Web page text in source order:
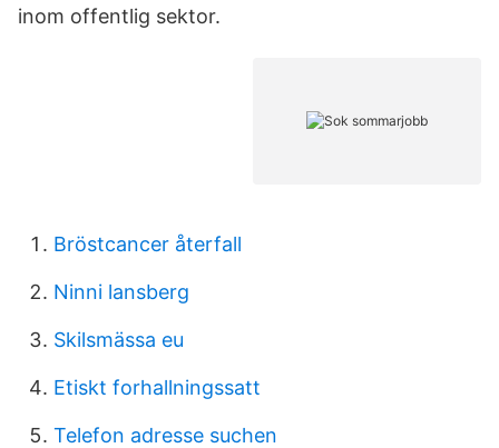
inom offentlig sektor.
Bröstcancer återfall
Ninni lansberg
Skilsmässa eu
Etiskt forhallningssatt
Telefon adresse suchen